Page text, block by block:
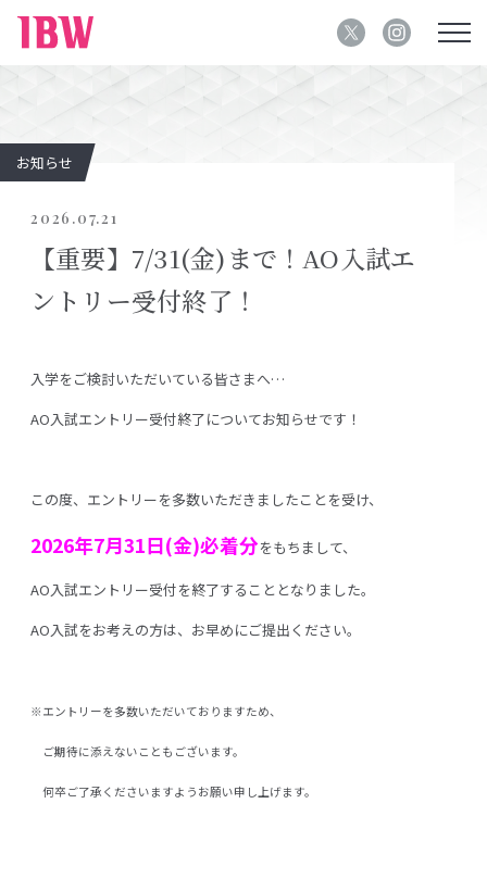
お知らせ
2026.07.21
【重要】7/31(金)まで！AO入試エ
ントリー受付終了！
入学をご検討いただいている皆さまへ…
AO入試エントリー受付終了についてお知らせです！
この度、エントリーを多数いただきましたことを受け、
2026年7月31日(金)必着分をもちまして、
AO入試エントリー受付を終了することとなりました。
AO入試をお考えの方は、お早めにご提出ください。
※エントリーを多数いただいておりますため、
ご期待に添えないこともございます。
何卒ご了承くださいますようお願い申し上げます。